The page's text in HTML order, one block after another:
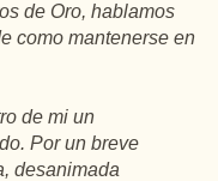
de Oro, hablamos
como mantenerse en
de mi un
Por un breve
desanimada